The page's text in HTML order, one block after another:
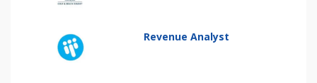
Revenue Analyst